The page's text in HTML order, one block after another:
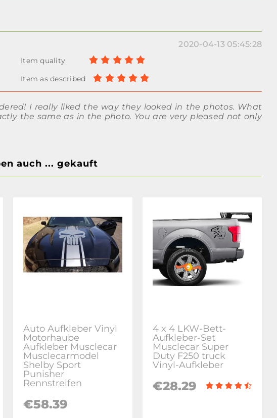
2020-04-13 05:45:28
I really liked the way they looked in the photos. What
the same as in the photo. You are very pleased not only
auch ... gekauft
Auto Aufkleber Vinyl
Motorhaube
Aufkleber Musclecar
Musclecarmodel
Shelby Sport
Punisher
Rennstreifen
€58.39
4 x 4 LKW-Bett-
Aufkleber-Set
Musclecar Super
Duty F250 truck
Vinyl-Aufkleber
€28.29